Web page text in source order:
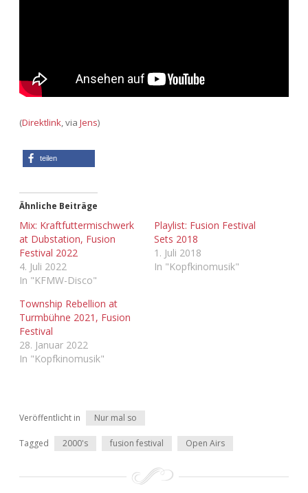
Adventskalender 2023
Adventskalender 2024
(Direktlink, via Jens)
teilen
Ähnliche Beiträge
Mix: Kraftfuttermischwerk
at Dubstation, Fusion
Festival 2022
4. Juli 2022
In "KFMW-Disco"
Playlist: Fusion Festival
Sets 2018
1. Juli 2018
In "Kopfkinomusik"
Township Rebellion at
Turmbühne 2021, Fusion
Festival
28. Januar 2022
In "Kopfkinomusik"
Veröffentlicht in Nur mal so
Tagged 2000's fusion festival Open Airs